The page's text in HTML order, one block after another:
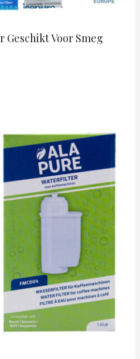
Voor Smeg